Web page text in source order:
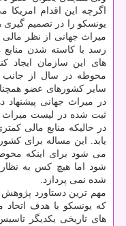
اگرچه این اقدام
یونسكو را در تصمیم گیری
میراث جهانی از نظر
رسد با كاسته شدن منابع
های این سازمان ایجاد
محوطه در سال از جانب
سایر كشورهای عضو
در میراث جهانی پیشنهاد
ثبت شده در لیست میراث
در حالیكه منابع مالی
یابد. این مساله برای
می شود برای اینكه
شود اما هیچ كس به
شده نمی پردازد.
مهم ترین دستاورد
كه یونسكو با هدف
های تاریخی یكدیگر